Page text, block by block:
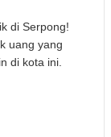
di Serpong!
uang yang
di kota ini.